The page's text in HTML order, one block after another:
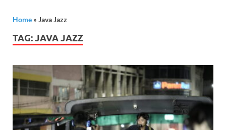
Home » Java Jazz
TAG:JAVA JAZZ